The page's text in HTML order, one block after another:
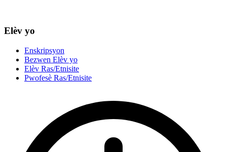
Elèv yo
Enskripsyon
Bezwen Elèv yo
Elèv Ras/Etnisite
Pwofesè Ras/Etnisite